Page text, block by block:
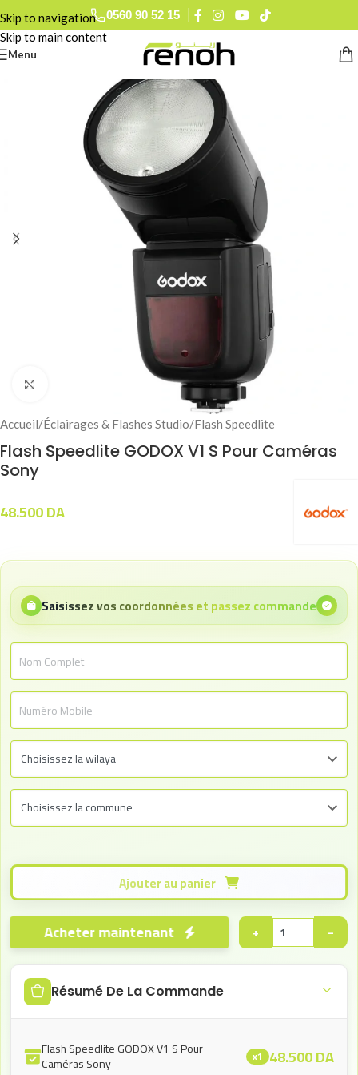
Skip to navigation
Skip to main content
0560 90 52 15
Menu
Accueil/Éclairages & Flashes Studio/Flash Speedlite
Flash Speedlite GODOX V1 S Pour Caméras
Sony
48.500DA
Saisissez vos coordonnées et passez commande
−
+
Acheter maintenant
Résumé De La Commande
Flash Speedlite GODOX V1 S Pour
Caméras Sony x1 48.500DA